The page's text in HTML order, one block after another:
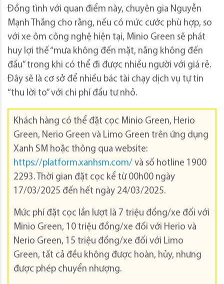
Đồng tình với quan điểm này, chuyên gia Nguyễn
Mạnh Thắng cho rằng, nếu có mức cước phù hợp, so
với xe ôm công nghệ hiện tại, Minio Green sẽ phát
huy lợi thế “mưa không đến mặt, nắng không đến
đầu” trong khi có thể đi được nhiều người với giá rẻ.
Đây sẽ là cơ sở để nhiều bác tài chạy dịch vụ tự tin
“thu lời to” với chi phí đầu tư nhỏ.
Khách hàng có thể đặt cọc Minio Green, Herio
Green, Nerio Green và Limo Green trên ứng dụng
Xanh SM hoặc thông qua website:
https://platform.xanhsm.com/ và số hotline 1900
2293. Thời gian đặt cọc kể từ 00h00 ngày
17/03/2025 đến hết ngày 24/03/2025.
Mức phí đặt cọc lần lượt là 7 triệu đồng/xe đối với
Minio Green, 10 triệu đồng/xe đối với Herio và
Nerio Green, 15 triệu đồng/xe đối với Limo
Green, tất cả đều không được hoàn, hủy, nhưng
được phép chuyển nhượng.